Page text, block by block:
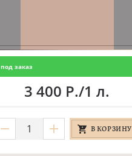
под заказ
3 400 Р./1 л.
В КОРЗИНУ